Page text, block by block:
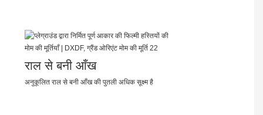
राल से बनी आँख
अनुकूलित राल से बनी आँख की पुतली अधिक सूक्ष्म है